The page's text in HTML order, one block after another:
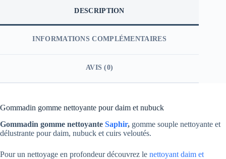
DESCRIPTION
INFORMATIONS COMPLÉMENTAIRES
AVIS (0)
Gommadin gomme nettoyante pour daim et nubuck
Gommadin gomme nettoyante Saphir, gomme souple nettoyante et
délustrante pour daim, nubuck et cuirs veloutés.
Pour un nettoyage en profondeur découvrez le nettoyant daim et